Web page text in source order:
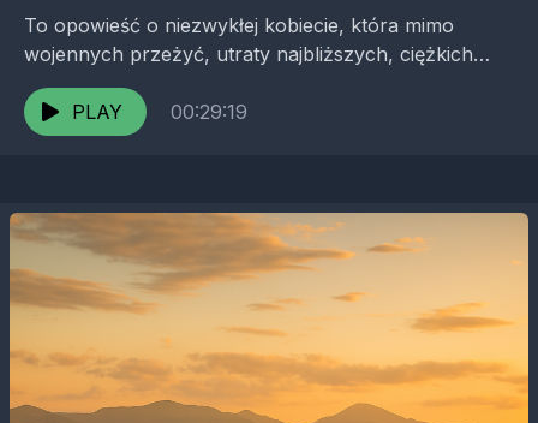
To opowieść o niezwykłej kobiecie, która mimo
wojennych przeżyć, utraty najbliższych, ciężkich
chorób i wielu życiowych doświadczeń nie straciła
radości życia. Wiktoria Pawlak wspomina...
PLAY 00:29:19